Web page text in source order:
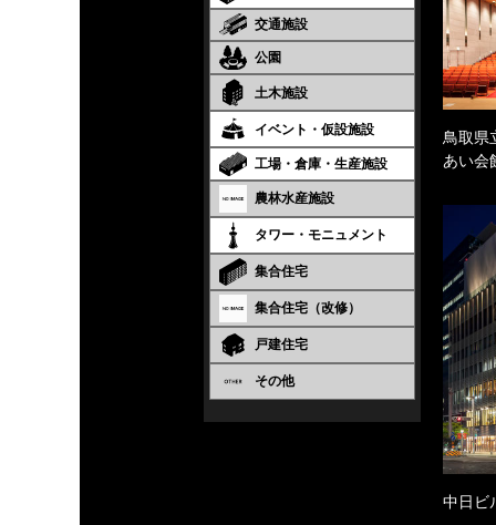
交通施設
公園
土木施設
イベント・仮設施設
工場・倉庫・生産施設
農林水産施設
タワー・モニュメント
集合住宅
集合住宅（改修）
戸建住宅
その他
鳥取県
あい会
中日ビ